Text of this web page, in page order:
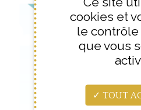
cookies et
le
que vous
TOUT